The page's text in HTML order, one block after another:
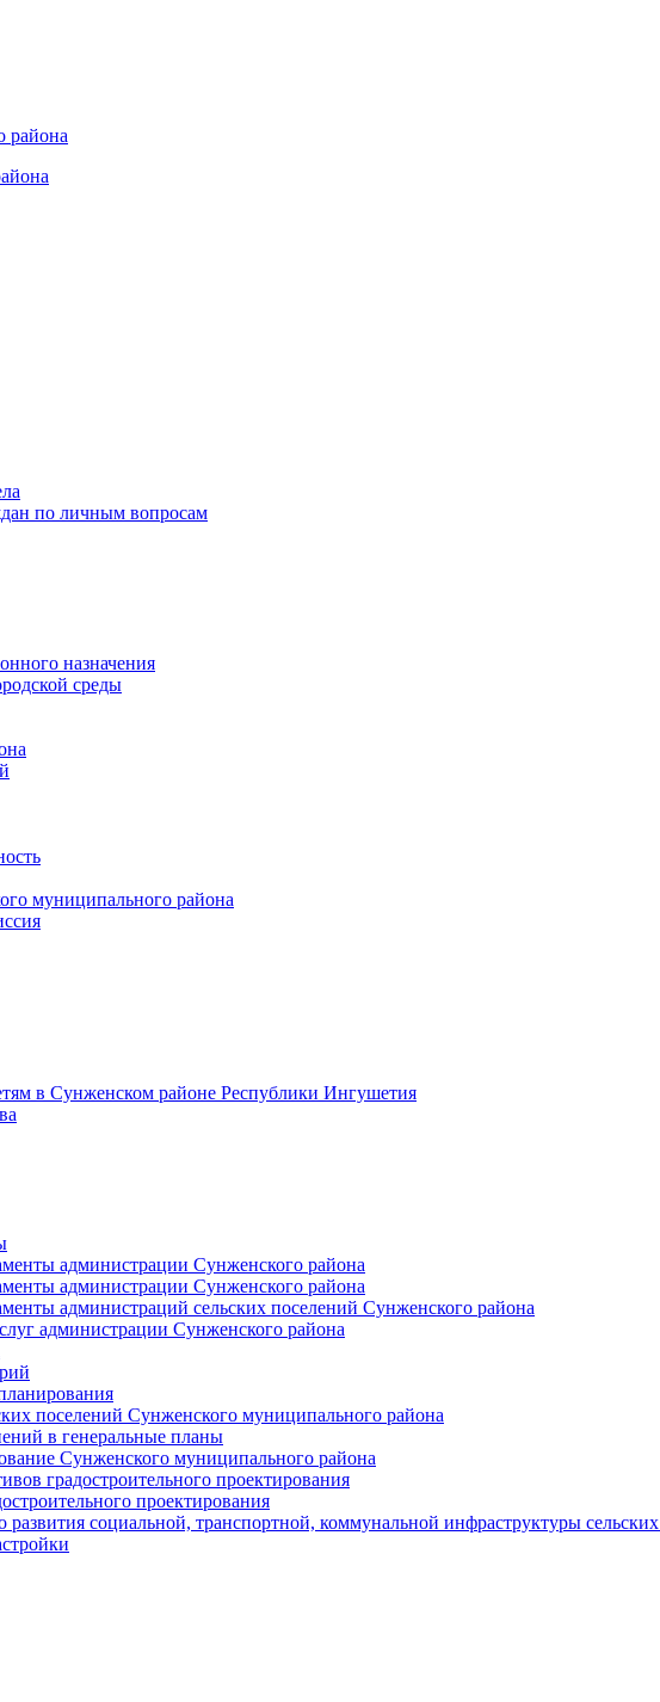
по личным вопросам
назначения
среды
муниципального района
в Сунженском районе Республики Ингушетия
администрации Сунженского района
администрации Сунженского района
администраций сельских поселений Сунженского района
администрации Сунженского района
поселений Сунженского муниципального района
в генеральные планы
Сунженского муниципального района
градостроительного проектирования
проектирования
социальной, транспортной, коммунальной инфраструктуры